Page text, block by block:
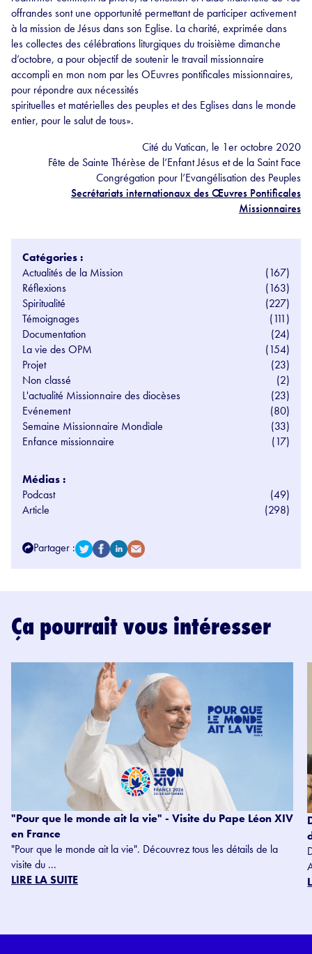
offrandes sont une opportunité permettant de participer activement
à la mission de Jésus dans son Eglise. La charité, exprimée dans
les collectes des célébrations liturgiques du troisième dimanche
d’octobre, a pour objectif de soutenir le travail missionnaire
accompli en mon nom par les OEuvres pontificales missionnaires,
pour répondre aux nécessités
spirituelles et matérielles des peuples et des Eglises dans le monde
entier, pour le salut de tous».
Cité du Vatican, le 1er octobre 2020
Fête de Sainte Thérèse de l’Enfant Jésus et de la Saint Face
Congrégation pour l’Evangélisation des Peuples
Secrétariats internationaux des Œuvres Pontificales
Missionnaires
Catégories :
Actualités de la Mission
(167)
Réflexions
(163)
Spiritualité
(227)
Témoignages
(111)
Documentation
(24)
La vie des OPM
(154)
Projet
(23)
Non classé
(2)
L'actualité Missionnaire des diocèses
(23)
Evénement
(80)
Semaine Missionnaire Mondiale
(33)
Enfance missionnaire
(17)
Médias :
Podcast
(49)
Article
(298)
Partager :
Ça pourrait vous intéresser
"Pour que le monde ait la vie" - Visite du Pape Léon XIV
en France
"Pour que le monde ait la vie". Découvrez tous les détails de la
visite du ...
LIRE LA SUITE